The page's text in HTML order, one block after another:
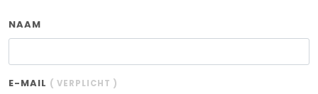
NAAM
E-MAIL ( VERPLICHT )